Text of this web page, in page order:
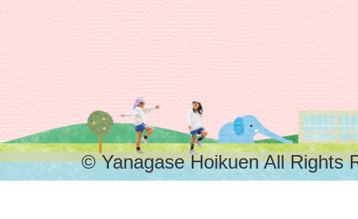
せ
保
育
© Yanagase Hoikuen All Rights